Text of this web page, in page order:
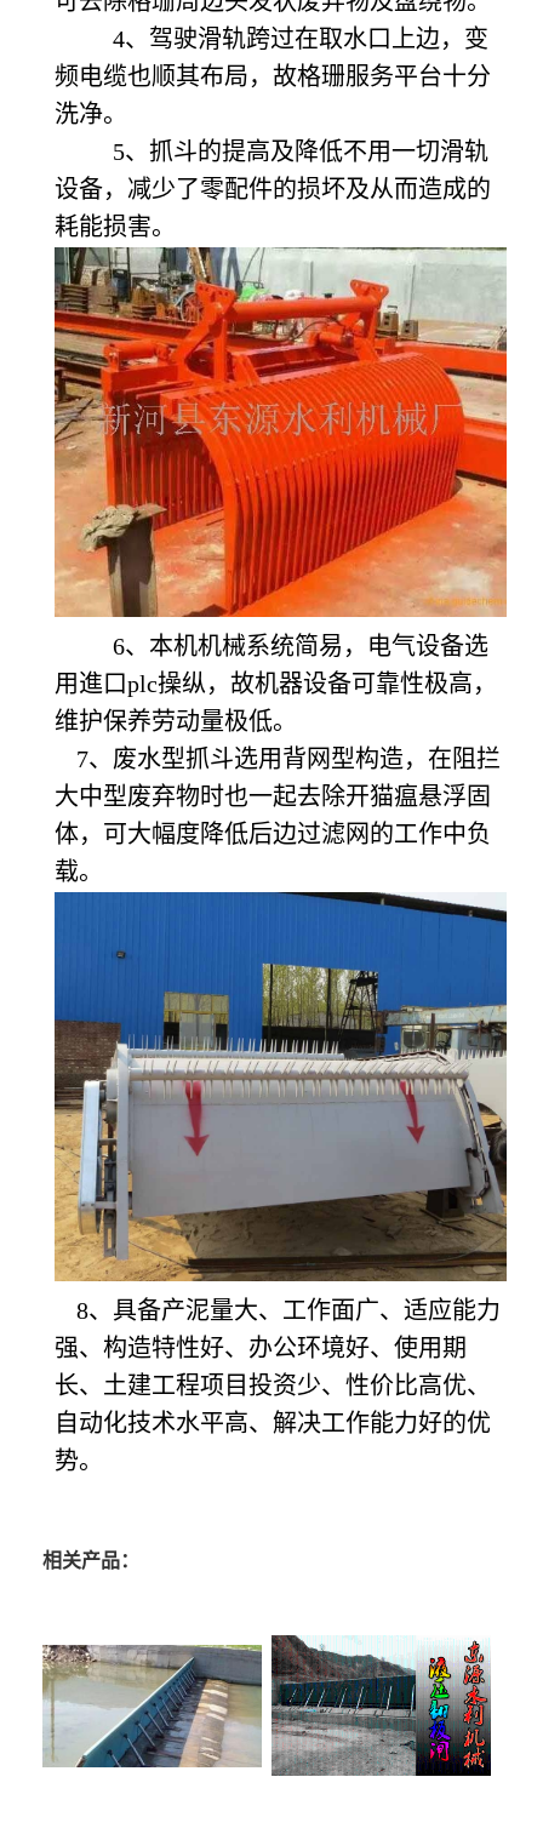
4、驾驶滑轨跨过在取水口上边，变
频电缆也顺其布局，故格珊服务平台十分
洗净。
5、抓斗的提高及降低不用一切滑轨
设备，减少了零配件的损坏及从而造成的
耗能损害。
6、本机机械系统简易，电气设备选
用進口plc操纵，故机器设备可靠性极高，
维护保养劳动量极低。
7、废水型抓斗选用背网型构造，在阻拦
大中型废弃物时也一起去除开猫瘟悬浮固
体，可大幅度降低后边过滤网的工作中负
载。
8、具备产泥量大、工作面广、适应能力
强、构造特性好、办公环境好、使用期
长、土建工程项目投资少、性价比高优、
自动化技术水平高、解决工作能力好的优
势。
相关产品：